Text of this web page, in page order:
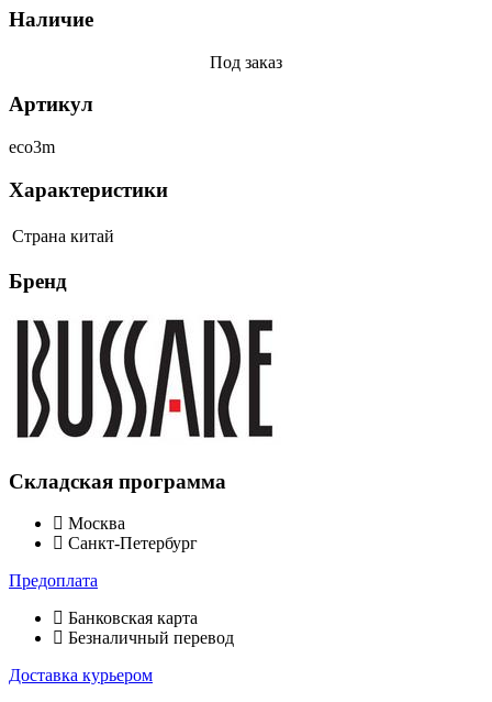
Наличие
Под заказ
Артикул
eco3m
Характеристики
Страна китай
Бренд
Складская программа
Москва
Санкт-Петербург
Предоплата
Банковская карта
Безналичный перевод
Доставка курьером